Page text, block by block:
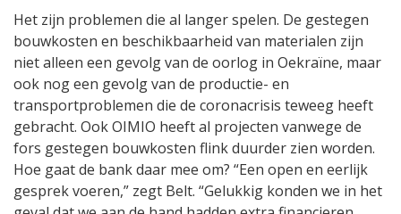
Het zijn problemen die al langer spelen. De gestegen
bouwkosten en beschikbaarheid van materialen zijn
niet alleen een gevolg van de oorlog in Oekraïne, maar
ook nog een gevolg van de productie- en
transportproblemen die de coronacrisis teweeg heeft
gebracht. Ook OIMIO heeft al projecten vanwege de
fors gestegen bouwkosten flink duurder zien worden.
Hoe gaat de bank daar mee om? “Een open en eerlijk
gesprek voeren,” zegt Belt. “Gelukkig konden we in het